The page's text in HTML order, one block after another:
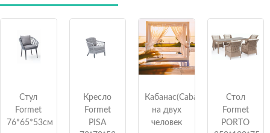
Стул
Formet
76*65*53см
Кресло
Formet
PISA
Кабанас(Cabana)
на двух
человек
Стол
Formet
PORTO